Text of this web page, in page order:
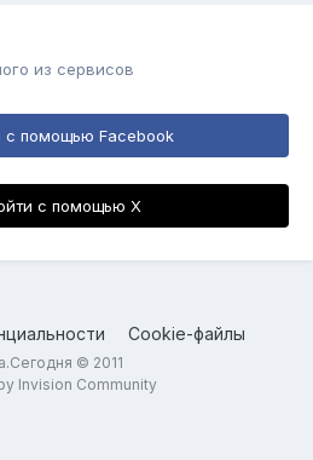
из сервисов
с помощью Facebook
с помощью X
Cookie-файлы
© 2011
Invision Community